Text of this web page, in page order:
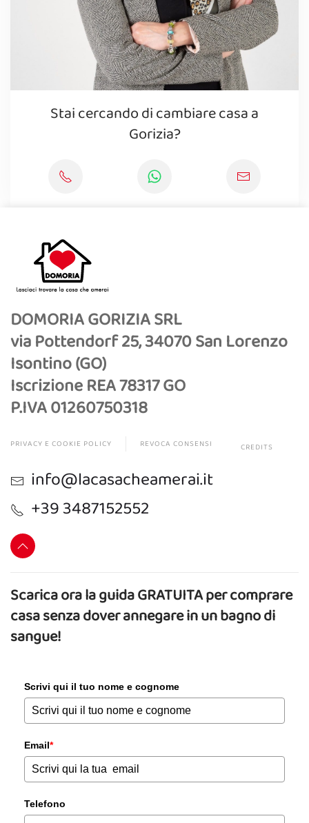
Stai cercando di cambiare casa a
Gorizia?
DOMORIA GORIZIA SRL
via Pottendorf 25, 34070 San Lorenzo
Isontino (GO)
Iscrizione REA 78317 GO
P.IVA 01260750318
PRIVACY E COOKIE POLICY REVOCA CONSENSI CREDITS
info@lacasacheamerai.it
+39 3487152552
Scarica ora la guida GRATUITA per comprare
casa senza dover annegare in un bagno di
sangue!
Scrivi qui il tuo nome e cognome
Email*
Telefono